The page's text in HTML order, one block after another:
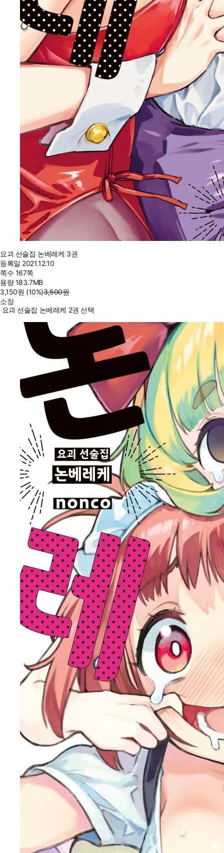
요괴 선술집 논베레케 3권
등록일 2021.12.10
쪽수 167쪽
용량183.7MB
3,150원 (10%)3,500원
소장
요괴 선술집 논베레케 2권 선택